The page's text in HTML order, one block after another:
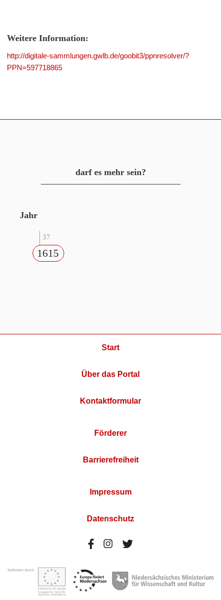
Weitere Information:
http://digitale-sammlungen.gwlb.de/goobit3/ppnresolver/?
PPN=597718865
darf es mehr sein?
Jahr
37
1615
Start
Über das Portal
Kontaktformular
Förderer
Barrierefreiheit
Impressum
Datenschutz